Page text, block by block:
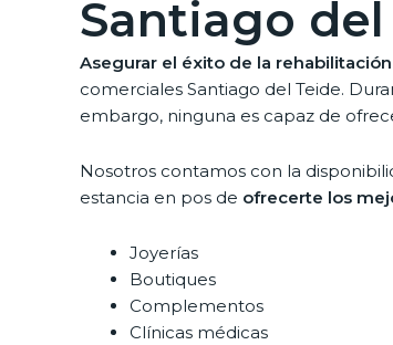
Santiago
Asegurar el éxito de la
comerciales Santiago del Teide.
embargo, ninguna es capaz de
Nosotros contamos con la
estancia en pos de ofrecerte los
Joyerías
Boutiques
Complementos
Clínicas médicas